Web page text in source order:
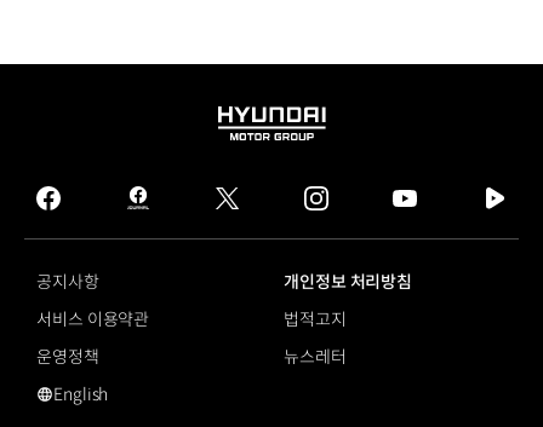
HYUNDAI
GROUP
facebook
hmg
journal
twitter instagram
tv
공지사항
개인정보 처리방침
서비스 이용약관
법적고지
운영정책
뉴스레터
현대 크래들
English